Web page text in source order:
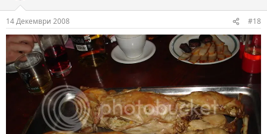
14 Декември 2008 #18